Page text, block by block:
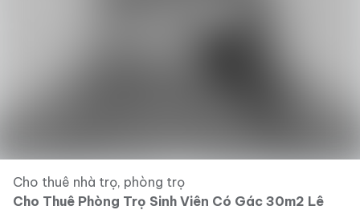
Cho thuê nhà trọ, phòng trọ
Cho Thuê Phòng Trọ Sinh Viên Có Gác 30m2 Lê